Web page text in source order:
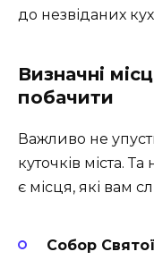
до незвіданих
Визначні
побачити
Важливо не
куточків міста.
є місця, які вам
Собор